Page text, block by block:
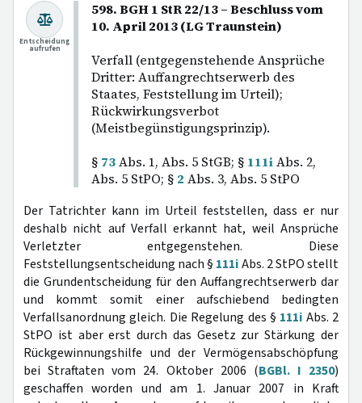
598. BGH 1 StR 22/13 – Beschluss vom
10. April 2013 (LG Traunstein)
Verfall (entgegenstehende Ansprüche
Dritter: Auffangrechtserwerb des
Staates, Feststellung im Urteil);
Rückwirkungsverbot
(Meistbegünstigungsprinzip).
§ 73Abs. 1, Abs. 5 StGB; § 111iAbs. 2,
Abs. 5 StPO; § 2 Abs. 3, Abs. 5 StPO
Entscheidung
aufrufen
Der Tatrichter kann im Urteil feststellen, dass er nur
deshalb nicht auf Verfall erkannt hat, weil Ansprüche
Verletzter entgegenstehen. Diese
Feststellungsentscheidung nach § 111iAbs. 2 StPO stellt
die Grundentscheidung für den Auffangrechtserwerb dar
und kommt somit einer aufschiebend bedingten
Verfallsanordnung gleich. Die Regelung des § 111i Abs. 2
StPO ist aber erst durch das Gesetz zur Stärkung der
Rückgewinnungshilfe und der Vermögensabschöpfung
bei Straftaten vom 24. Oktober 2006 (BGBl. I 2350)
geschaffen worden und am 1. Januar 2007 in Kraft